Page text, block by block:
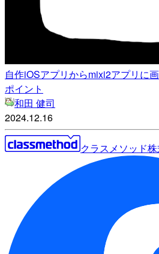
自作iOSアプリからmixi2アプリに
ポイント
和田 健司
2024.12.16
クラスメソッド